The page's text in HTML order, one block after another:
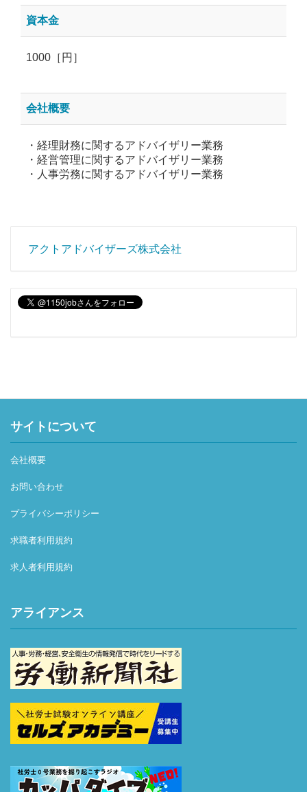
資本金
1000［円］
会社概要
・経理財務に関するアドバイザリー業務
・経営管理に関するアドバイザリー業務
・人事労務に関するアドバイザリー業務
アクトアドバイザーズ株式会社
サイトについて
会社概要
お問い合わせ
プライバシーポリシー
求職者利用規約
求人者利用規約
アライアンス